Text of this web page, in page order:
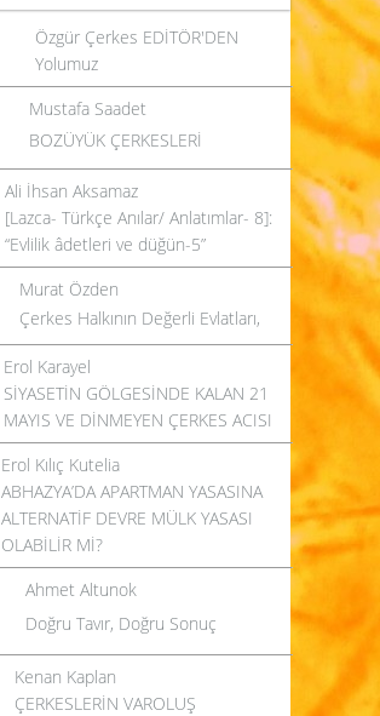
Özgür Çerkes EDİTÖR'DEN
Yolumuz
Mustafa Saadet
BOZÜYÜK ÇERKESLERİ
Ali İhsan Aksamaz
[Lazca- Türkçe Anılar/ Anlatımlar- 8]:
“Evlilik âdetleri ve düğün-5”
Murat Özden
Çerkes Halkının Değerli Evlatları,
Erol Karayel
SİYASETİN GÖLGESİNDE KALAN 21
MAYIS VE DİNMEYEN ÇERKES ACISI
Erol Kılıç Kutelia
ABHAZYA’DA APARTMAN YASASINA
ALTERNATİF DEVRE MÜLK YASASI
OLABİLİR Mİ?
Ahmet Altunok
Doğru Tavır, Doğru Sonuç
Kenan Kaplan
ÇERKESLERİN VAROLUŞ